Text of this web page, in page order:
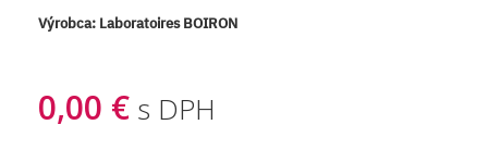
Výrobca: Laboratoires BOIRON
0,00 € s DPH